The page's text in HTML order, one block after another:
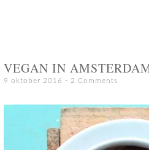
VEGAN IN
9 oktober 2016 2 Comments